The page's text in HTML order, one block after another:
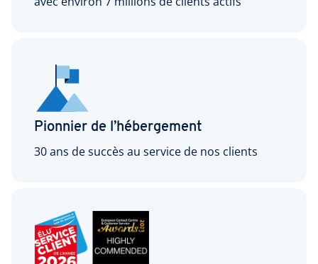
Pionnier de l’hébergement
30 ans de succès au service de nos clients